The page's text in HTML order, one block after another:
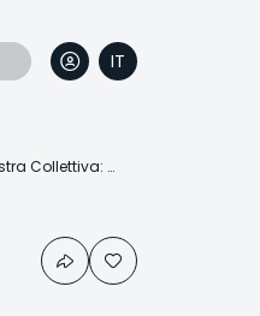
IT
EN
FR
DE
Art Exhibition 2025